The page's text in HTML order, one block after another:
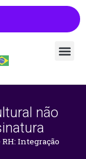
não
RH: Integração